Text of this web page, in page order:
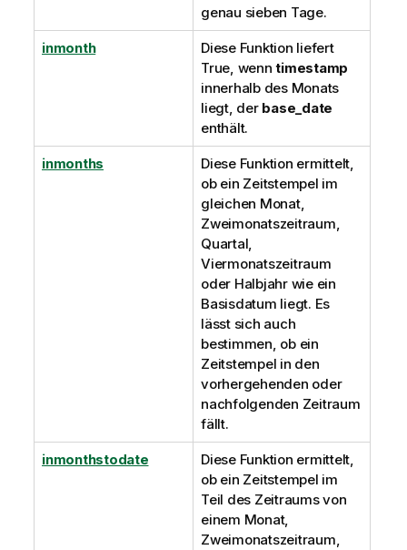
genau sieben Tage.
inmonth
Diese Funktion liefert
True, wenntimestamp
innerhalb des Monats
liegt, der base_date
enthält.
inmonths
Diese Funktion ermittelt,
ob ein Zeitstempel im
gleichen Monat,
Zweimonatszeitraum,
Quartal,
Viermonatszeitraum
oder Halbjahr wie ein
Basisdatum liegt. Es
lässt sich auch
bestimmen, ob ein
Zeitstempel in den
vorhergehenden oder
nachfolgenden Zeitraum
fällt.
inmonthstodate
Diese Funktion ermittelt,
ob ein Zeitstempel im
Teil des Zeitraums von
einem Monat,
Zweimonatszeitraum,